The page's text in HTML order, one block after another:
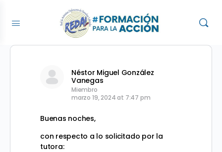
Néstor Miguel González
Vanegas
Miembro
marzo 19, 2024 at 7:47 pm
Buenas noches,
con respecto a lo solicitado por la
tutora: